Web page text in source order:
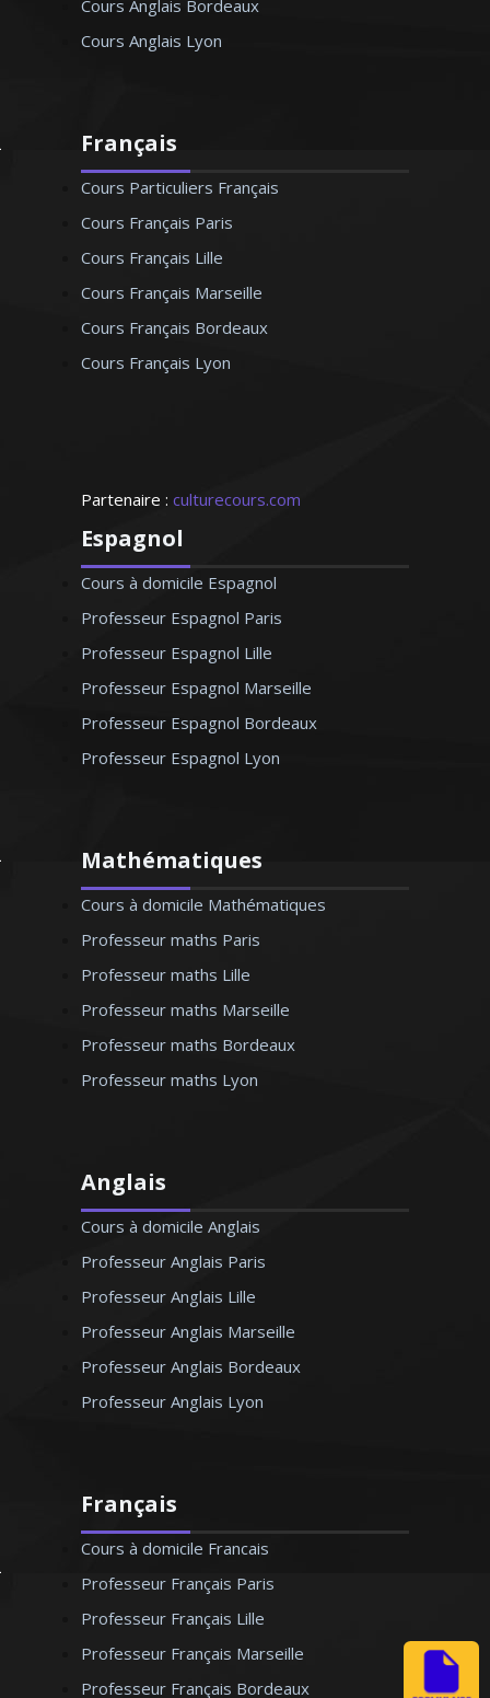
Cours Anglais Bordeaux
Cours Anglais Lyon
Français
Cours Particuliers Français
Cours Français Paris
Cours Français Lille
Cours Français Marseille
Cours Français Bordeaux
Cours Français Lyon
Partenaire : culturecours.com
Espagnol
Cours à domicile Espagnol
Professeur Espagnol Paris
Professeur Espagnol Lille
Professeur Espagnol Marseille
Professeur Espagnol Bordeaux
Professeur Espagnol Lyon
Mathématiques
Cours à domicile Mathématiques
Professeur maths Paris
Professeur maths Lille
Professeur maths Marseille
Professeur maths Bordeaux
Professeur maths Lyon
Anglais
Cours à domicile Anglais
Professeur Anglais Paris
Professeur Anglais Lille
Professeur Anglais Marseille
Professeur Anglais Bordeaux
Professeur Anglais Lyon
Français
Cours à domicile Francais
Professeur Français Paris
Professeur Français Lille
Professeur Français Marseille
Professeur Français Bordeaux